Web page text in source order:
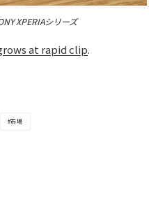
XPERIAシリーズ
at rapid clip.
市場